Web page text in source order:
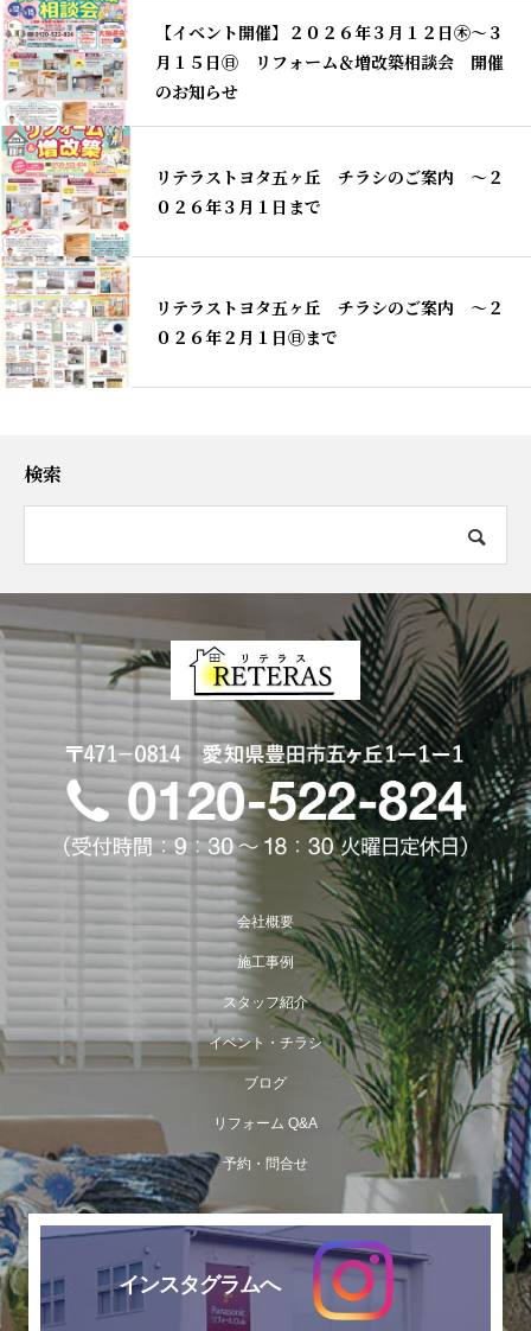
【イベント開催】２０２６年３月１２日㊍～３
月１５日㊐ リフォーム＆増改築相談会 開催
のお知らせ
リテラストヨタ五ヶ丘 チラシのご案内 ～２
０２６年３月１日まで
リテラストヨタ五ヶ丘 チラシのご案内 ～２
０２６年２月１日㊐まで
検索
会社概要
施工事例
スタッフ紹介
イベント・チラシ
ブログ
リフォーム Q&A
予約・問合せ
インスタグラムへ